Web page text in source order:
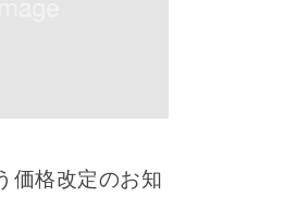
価格改定のお知